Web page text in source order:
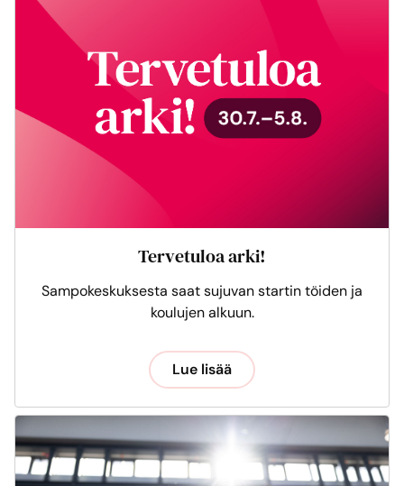
Tervetuloa arki!
Sampokeskuksesta saat sujuvan startin töiden ja
koulujen alkuun.
Lue lisää